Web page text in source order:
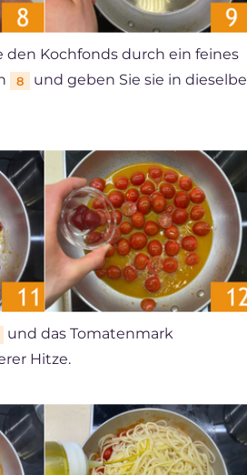
Kochfonds durch ein feines
8
und geben Sie sie in dieselbe
und das Tomatenmark
Hitze.